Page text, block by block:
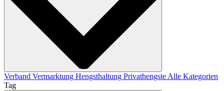
Verband Vermarktung Hengsthaltung PrivathengsteAlle Kategorien
Tag